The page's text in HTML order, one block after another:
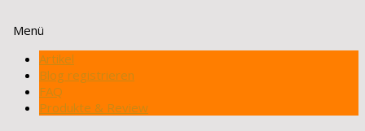
Menü
Zum
Inhalt
springen
Artikel
Blog registrieren
FAQ
Produkte & Review